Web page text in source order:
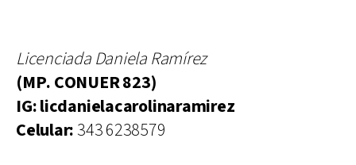
Licenciada Daniela Ramírez
(MP. CONUER 823)
IG: licdanielacarolinaramirez
Celular: 343 6238579